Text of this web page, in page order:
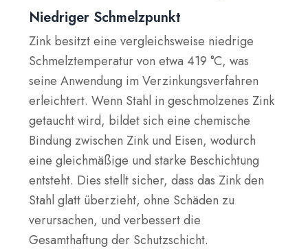
Niedriger Schmelzpunkt
Zink besitzt eine vergleichsweise niedrige
Schmelztemperatur von etwa 419 °C, was
seine Anwendung im Verzinkungsverfahren
erleichtert. Wenn Stahl in geschmolzenes Zink
getaucht wird, bildet sich eine chemische
Bindung zwischen Zink und Eisen, wodurch
eine gleichmäßige und starke Beschichtung
entsteht. Dies stellt sicher, dass das Zink den
Stahl glatt überzieht, ohne Schäden zu
verursachen, und verbessert die
Gesamthaftung der Schutzschicht.